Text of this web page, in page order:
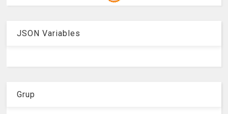
JSON Variables
Grup